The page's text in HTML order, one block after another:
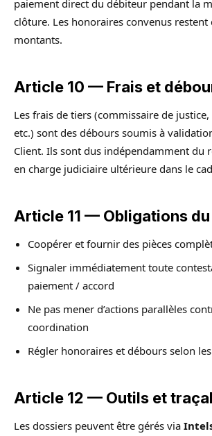
paiement direct du débiteur pendant la
clôture. Les honoraires convenus restent
montants.
Article 10 — Frais et
Les frais de tiers (commissaire de
etc.) sont des débours soumis à
Client. Ils sont dus indépendamment du
en charge judiciaire ultérieure dans le
Article 11 — Obligations
Coopérer et fournir des pièces
Signaler immédiatement toute
paiement / accord
Ne pas mener d’actions parallèles
coordination
Régler honoraires et débours selon
Article 12 — Outils et
Les dossiers peuvent être gérés via